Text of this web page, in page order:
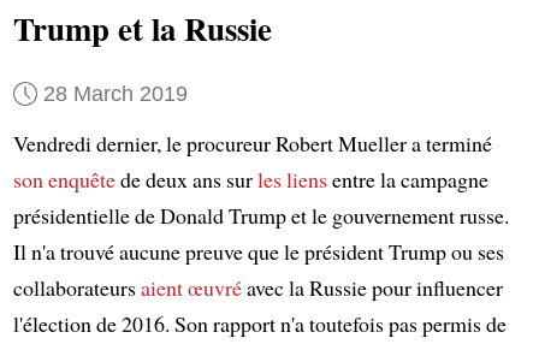
Trump et la Russie
28 March 2019
Vendredi dernier, le procureur Robert Mueller a terminé
son enquêtede deux ans surles liensentre la campagne
présidentielle de Donald Trump et le gouvernement russe.
Il n'a trouvé aucune preuve que le président Trump ou ses
collaborateursaient œuvréavec la Russie pour influencer
l'élection de 2016. Son rapport n'a toutefois pas permis de